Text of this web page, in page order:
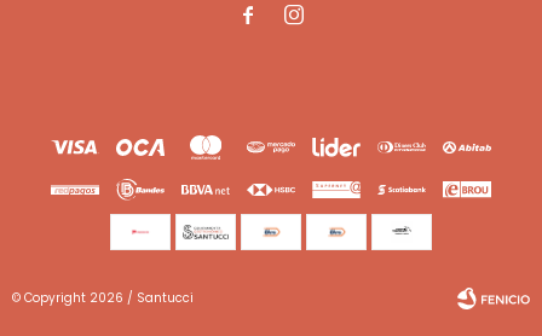
 
© Copyright 2026 / Santucci